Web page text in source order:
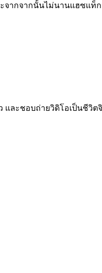
จากจากนั้นไม่นานแฮซแท็
และชอบถ่ายวิดิโอเป็นชีวิต